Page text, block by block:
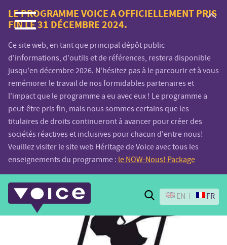
Voice.Global
website
LE PROGRAMME VOICE A OFFICIELLEMENT PRIS
FIN LE 31 DÉCEMBRE 2024.
Ce site web, en tant que principal dépôt public
d'informations, d'outils et de références, restera disponible
jusqu'en décembre 2026. N'hésitez pas à le parcourir et à vous
remémorer le travail de nos formidables partenaires et
l'impact que le programme a eu avec eux ! Le programme a
peut-être pris fin, mais nous sommes certains que les
titulaires de droits continueront à avancer pour créer des
sociétés réactives et inclusives pour chacun d'entre nous!
Veuillez visiter le site web Héritage de Voice avec tous les
enseignements du programme : le NOW-Nous! Package
Search
EN FR